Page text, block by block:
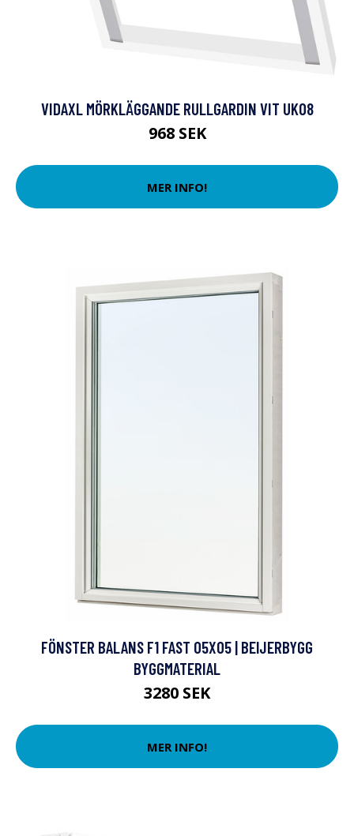
VIDAXL MÖRKLÄGGANDE RULLGARDIN VIT UK08
968 SEK
MER INFO!
FÖNSTER BALANS F1 FAST 05X05 | BEIJERBYGG
BYGGMATERIAL
3280 SEK
MER INFO!